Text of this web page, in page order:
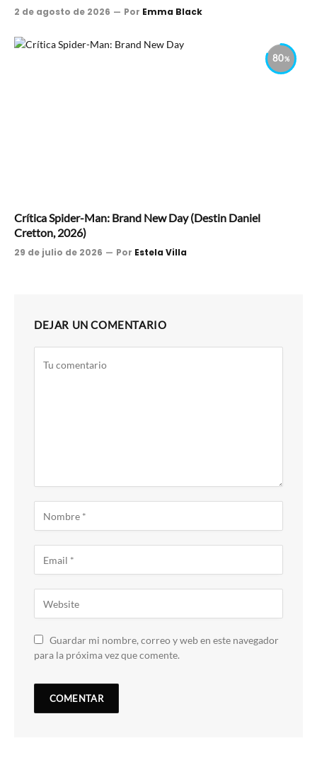
2 de agosto de 2026 Por Emma Black
80
Crítica Spider-Man: Brand New Day (Destin Daniel
Cretton, 2026)
29 de julio de 2026 Por Estela Villa
DEJAR UN COMENTARIO
Guardar mi nombre, correo y web en este navegador
para la próxima vez que comente.